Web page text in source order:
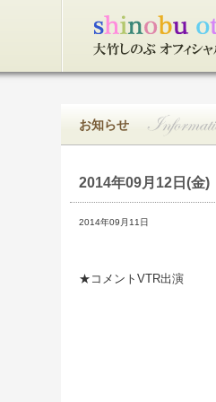
お知らせ
2014年09月12日(金)
2014年09月11日
★コメントVTR出演